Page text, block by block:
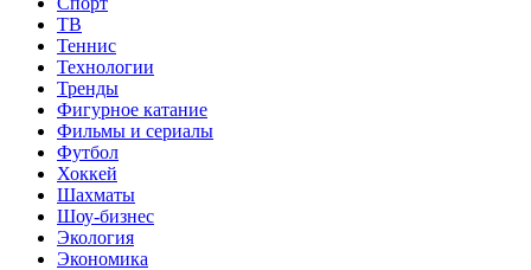
ТВ
Теннис
Технологии
Тренды
Фигурное катание
Фильмы и сериалы
Футбол
Хоккей
Шахматы
Шоу-бизнес
Экология
Экономика